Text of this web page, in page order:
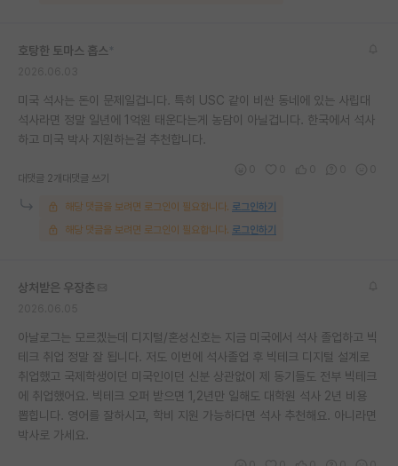
호탕한 토마스 홉스
미국 석사는 돈이 문제일겁니다. 특히 USC 같이 비싼 동네에 있는 사립대
석사라면 정말 일년에 1억원 태운다는게 농담이 아닐겁니다. 한국에서 석사
하고 미국 박사 지원하는걸 추천합니다.
대댓글 2개 대댓글 쓰기
해당 댓글을 보려면 로그인이 필요합니다. 로그인하기
해당 댓글을 보려면 로그인이 필요합니다. 로그인하기
상처받은 우장춘
아날로그는 모르겠는데 디지털/혼성신호는 지금 미국에서 석사 졸업하고 빅
테크 취업 정말 잘 됩니다. 저도 이번에 석사졸업 후 빅테크 디지털 설계로
취업했고 국제학생이던 미국인이던 신분 상관없이 제 동기들도 전부 빅테크
에 취업했어요. 빅테크 오퍼 받으면 1,2년만 일해도 대학원 석사 2년 비용
뽑힙니다. 영어를 잘하시고, 학비 지원 가능하다면 석사 추천해요. 아니라면
박사로 가세요.